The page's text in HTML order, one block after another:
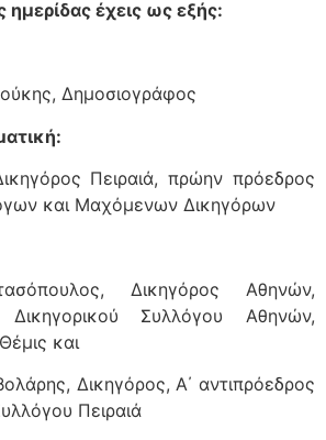
έχεις ως εξής:
Δημοσιογράφος
Πειραιά, πρώην πρόεδρος
και Μαχόμενων Δικηγόρων
Δικηγόρος Αθηνών,
Συλλόγου Αθηνών,
και
Δικηγόρος, Α΄ αντιπρόεδρος
Πειραιά